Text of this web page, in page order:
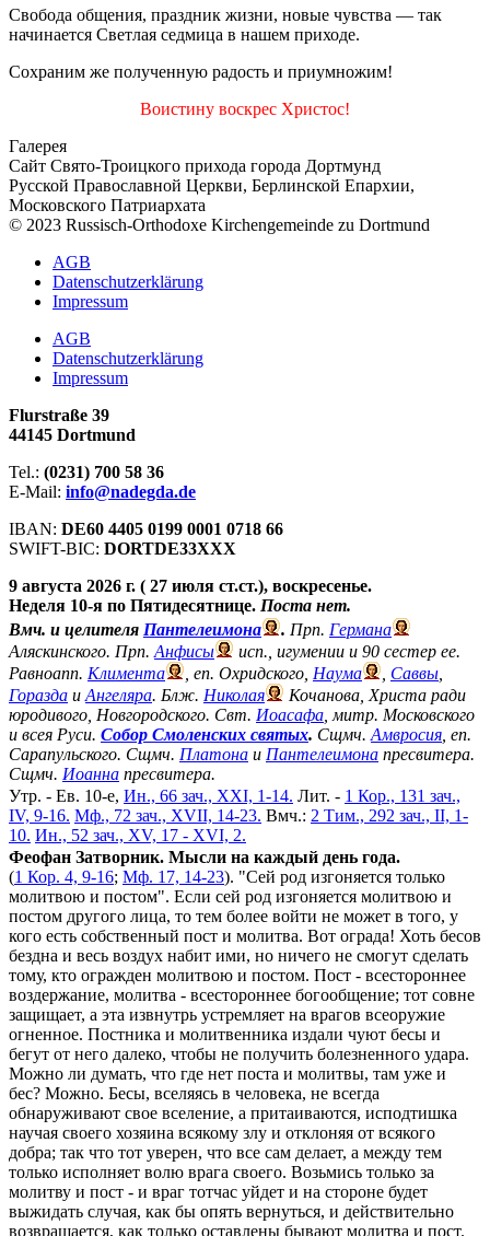
Свобода общения, праздник жизни, новые чувства — так
начинается Светлая седмица в нашем приходе.
Сохраним же полученную радость и приумножим!
Воистину воскрес Христос!
Галерея
Сайт Свято-Троицкого прихода города Дортмунд
Русской Православной Церкви, Берлинской Епархии,
Московского Патриархата
© 2023 Russisch-Orthodoxe Kirchengemeinde zu Dortmund
АGB
Datenschutzerklärung
Impressum
АGB
Datenschutzerklärung
Impressum
Flurstraße 39
44145 Dortmund
Tel.: (0231) 700 58 36
E-Mail: info@nadegda.de
IBAN: DE60 4405 0199 0001 0718 66
SWIFT-BIC: DORTDE33XXX
9 августа 2026 г. ( 27 июля ст.ст.), воскресенье.
Неделя 10-я по Пятидесятнице. Поста нет.
Вмч. и целителя Пантелеимона . Прп. Германа
Аляскинского. Прп. Анфисы
исп., игумении и 90 сестер ее.
Равноапп. Климента , еп. Охридского, Наума Саввы
Горазда и Ангеляра. Блж. Николая
Кочанова, Христа ради
юродивого, Новгородского. Свт. Иоасафа , митр. Московского
и всея Руси. Собор Смоленских святых. Сщмч. Амвросия , еп.
Сарапульского. Сщмч. Платона и Пантелеимона пресвитера.
Сщмч. Иоанна пресвитера.
Утр. - Ев. 10-е, Ин., 66 зач., XXI, 1-14. Лит. - 1 Кор., 131 зач.,
IV, 9-16. Мф., 72 зач., XVII, 14-23. Вмч.: 2 Тим., 292 зач., II, 1-
10. Ин., 52 зач., XV, 17 - XVI, 2.
Феофан Затворник. Мысли на каждый день года.
(1 Кор. 4, 9-16; Мф. 17, 14-23). "Сей род изгоняется только
молитвою и постом". Если сей род изгоняется молитвою и
постом другого лица, то тем более войти не может в того, у
кого есть собственный пост и молитва. Вот ограда! Хоть бесов
бездна и весь воздух набит ими, но ничего не смогут сделать
тому, кто огражден молитвою и постом. Пост - всестороннее
воздержание, молитва - всестороннее богообщение; тот совне
защищает, а эта извнутрь устремляет на врагов всеоружие
огненное. Постника и молитвенника издали чуют бесы и
бегут от него далеко, чтобы не получить болезненного удара.
Можно ли думать, что где нет поста и молитвы, там уже и
бес? Можно. Бесы, вселяясь в человека, не всегда
обнаруживают свое вселение, а притаиваются, исподтишка
научая своего хозяина всякому злу и отклоняя от всякого
добра; так что тот уверен, что все сам делает, а между тем
только исполняет волю врага своего. Возьмись только за
молитву и пост - и враг тотчас уйдет и на стороне будет
выжидать случая, как бы опять вернуться, и действительно
возвращается, как только оставлены бывают молитва и пост.